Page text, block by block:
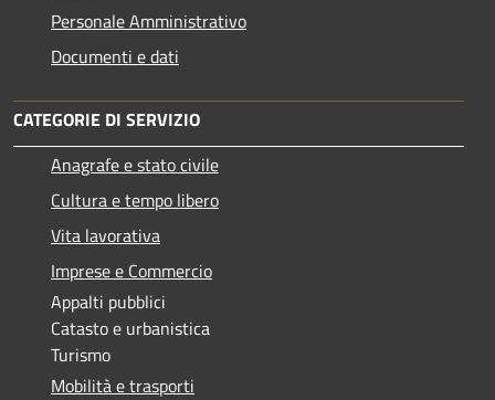
Personale Amministrativo
Documenti e dati
CATEGORIE DI SERVIZIO
Anagrafe e stato civile
Cultura e tempo libero
Vita lavorativa
Imprese e Commercio
Appalti pubblici
Catasto e urbanistica
Turismo
Mobilità e trasporti